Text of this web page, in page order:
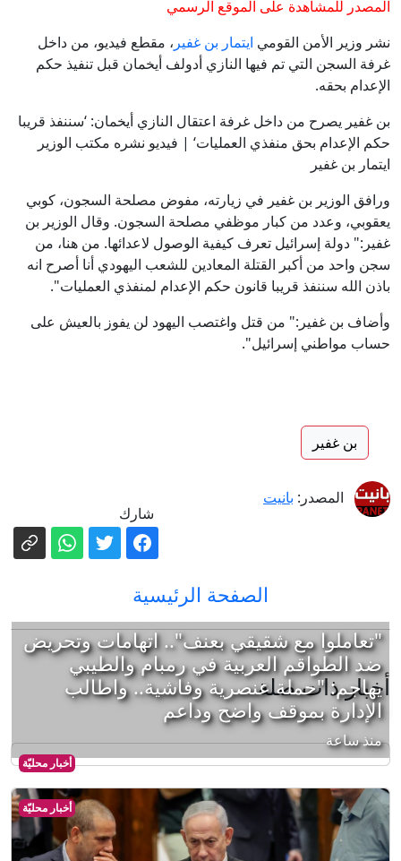
المصدر للمشاهدة على الموقع الرسمي
نشر وزير الأمن القومي ايتمار بن غفير ، مقطع فيديو، من داخل
غرفة السجن التي تم فيها النازي أدولف أيخمان قبل تنفيذ حكم
الإعدام بحقه.
بن غفير يصرح من داخل غرفة اعتقال النازي أيخمان: ‘سننفذ قريبا
حكم الإعدام بحق منفذي العمليات‘ | فيديو نشره مكتب الوزير
ايتمار بن غفير
ورافق الوزير بن غفير في زيارته، مفوض مصلحة السجون، كوبي
يعقوبي، وعدد من كبار موظفي مصلحة السجون. وقال الوزير بن
غفير:" دولة إسرائيل تعرف كيفية الوصول لاعدائها. من هنا، من
سجن واحد من أكبر القتلة المعادين للشعب اليهودي أنا أصرح انه
باذن الله سننفذ قريبا قانون حكم الإعدام لمنفذي العمليات".
وأضاف بن غفير:" من قتل واغتصب اليهود لن يفوز بالعيش على
حساب مواطني إسرائيل".
بن غفير
المصدر: بانيت
شارك
الصفحة الرئيسية
أخبار ذات صلة
أخبار محليّة
"تعاملوا مع شقيقي بعنف".. اتهامات وتحريض
ضد الطواقم العربية في رمبام والطيبي
يهاجم: "حملة عنصرية وفاشية.. واطالب
الإدارة بموقف واضح وداعم
منذ ساعة
أخبار محليّة